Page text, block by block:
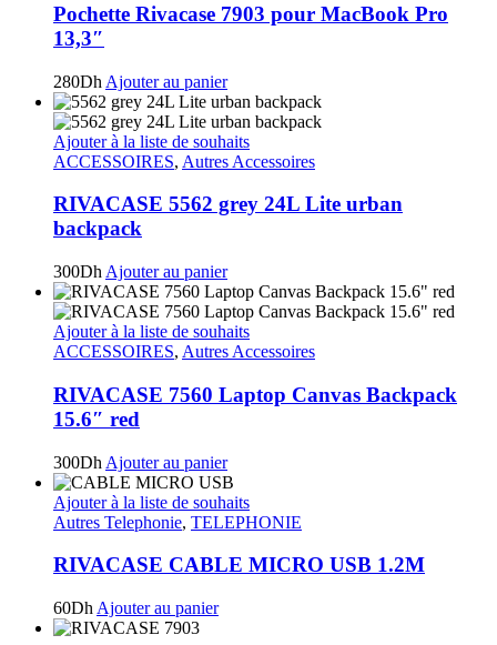
Pochette Rivacase 7903 pour MacBook Pro
13,3″
280Dh Ajouter au panier
Ajouter à la liste de souhaits
ACCESSOIRES, Autres Accessoires
RIVACASE 5562 grey 24L Lite urban
backpack
300Dh Ajouter au panier
Ajouter à la liste de souhaits
ACCESSOIRES, Autres Accessoires
RIVACASE 7560 Laptop Canvas Backpack
15.6″ red
300Dh Ajouter au panier
Ajouter à la liste de souhaits
Autres Telephonie, TELEPHONIE
RIVACASE CABLE MICRO USB 1.2M
60Dh Ajouter au panier